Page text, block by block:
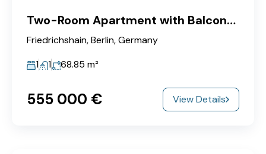
Two-Room Apartment with Balcony in Berlin
Friedrichshain, Berlin, Germany
1
1 68.85 m²
555‎ 000 € View Details